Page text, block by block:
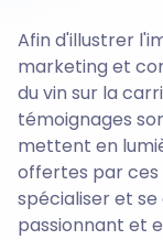
Afin d'illustrer
marketing et
du vin sur la
témoignages
mettent en
offertes par ces
spécialiser et
passionnant et